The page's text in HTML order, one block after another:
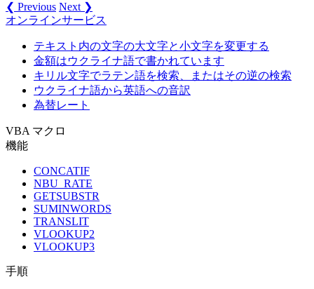
❮ Previous Next ❯
オンラインサービス
テキスト内の文字の大文字と小文字を変更する
金額はウクライナ語で書かれています
キリル文字でラテン語を検索、またはその逆の検索
ウクライナ語から英語への音訳
為替レート
VBA マクロ
機能
CONCATIF
NBU_RATE
GETSUBSTR
SUMINWORDS
TRANSLIT
VLOOKUP2
VLOOKUP3
手順